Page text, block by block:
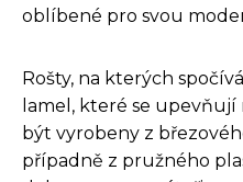
oblíbené pro svou
Rošty, na kterých
lamel, které se
být vyrobeny z
případně z pružného